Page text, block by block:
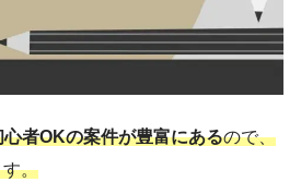
心者OKの案件が豊富にあるので、
。